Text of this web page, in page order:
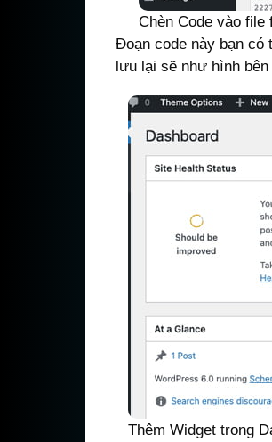
Chèn Code vào file
Đoạn code này bạn có
lưu lại sẽ như hình
Thêm Widget trong